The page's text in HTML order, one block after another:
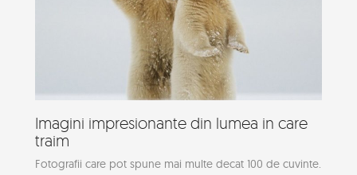
Imagini impresionante din lumea in care
traim
Fotografii care pot spune mai multe decat 100 de cuvinte.